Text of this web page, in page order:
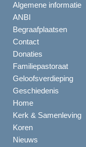
Algemene informatie
ANBI
Begraafplaatsen
Contact
Donaties
Familiepastoraat
Geloofsverdieping
Geschiedenis
Home
Kerk & Samenleving
Koren
Nieuws